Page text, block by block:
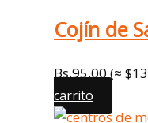
Cojín de
Bs.95,00(≈
carrito